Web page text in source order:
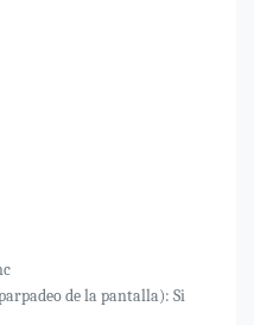
de la pantalla): Si